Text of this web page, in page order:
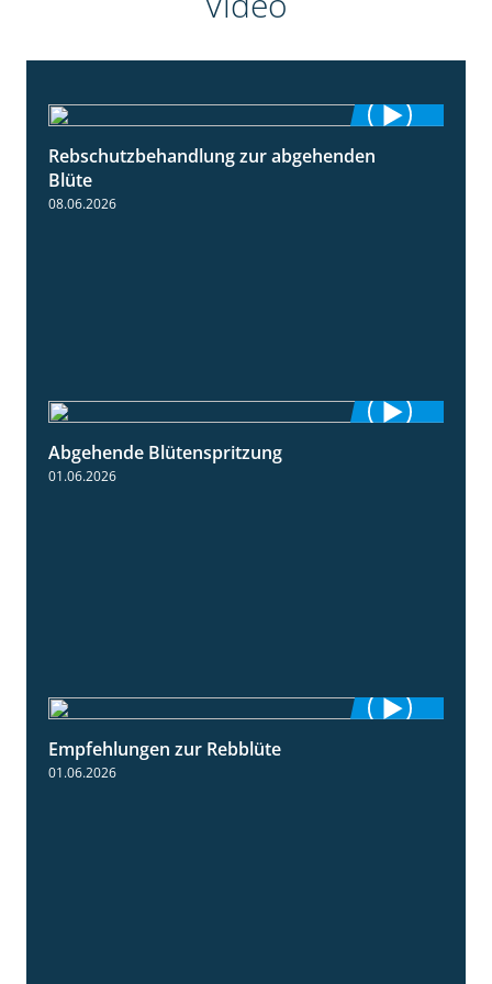
3:06
Rebschutzbehandlung zur abgehenden
Blüte
08.06.2026
Abgehende Blütenspritzung
01.06.2026
Empfehlungen zur Rebblüte
01.06.2026